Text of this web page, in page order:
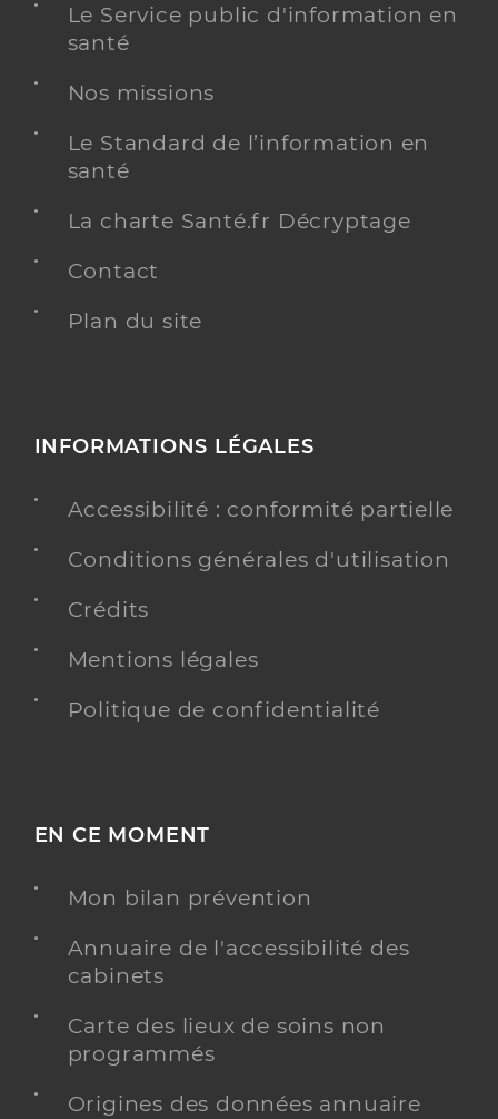
Le Service public d'information en
santé
Nos missions
Le Standard de l’information en
santé
La charte Santé.fr Décryptage
Contact
Plan du site
INFORMATIONS LÉGALES
Accessibilité : conformité partielle
Conditions générales d'utilisation
Crédits
Mentions légales
Politique de confidentialité
EN CE MOMENT
Mon bilan prévention
Annuaire de l'accessibilité des
cabinets
Carte des lieux de soins non
programmés
Origines des données annuaire